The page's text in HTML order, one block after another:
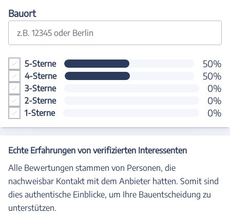
Bauort
z.B. 12345 oder Berlin
5-Sterne 50%
4-Sterne 50%
3-Sterne 0%
2-Sterne 0%
1-Sterne 0%
Echte Erfahrungen von verifizierten Interessenten
Alle Bewertungen stammen von Personen, die
nachweisbar Kontakt mit dem Anbieter hatten. Somit sind
dies authentische Einblicke, um Ihre Bauentscheidung zu
unterstützen.